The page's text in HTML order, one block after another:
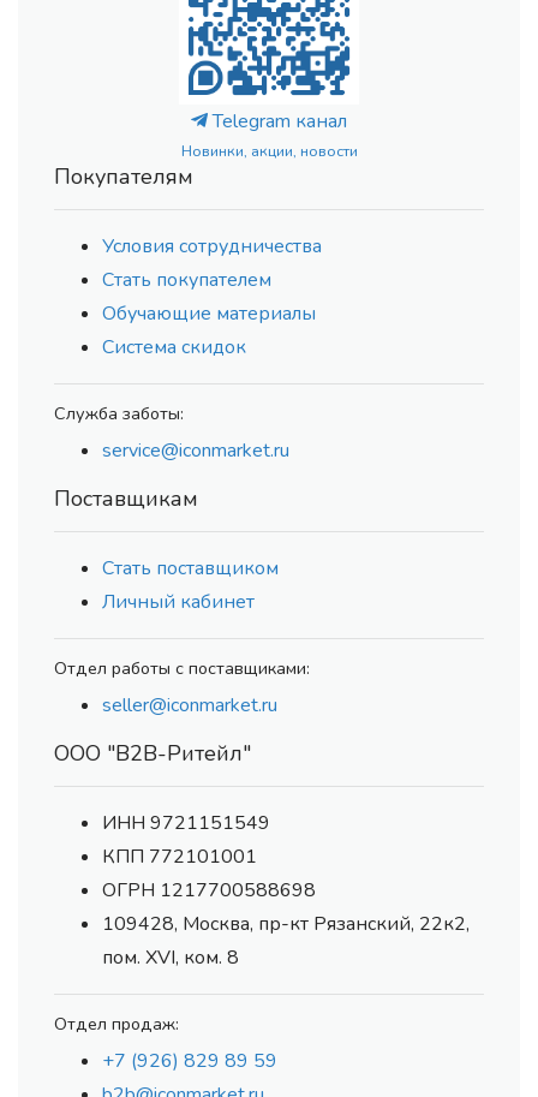
Telegram канал
Новинки, акции, новости
Покупателям
Условия сотрудничества
Стать покупателем
Обучающие материалы
Система скидок
Служба заботы:
service@iconmarket.ru
Поставщикам
Стать поставщиком
Личный кабинет
Отдел работы с поставщиками:
seller@iconmarket.ru
ООО "В2В-Ритейл"
ИНН 9721151549
КПП 772101001
ОГРН 1217700588698
109428, Москва, пр-кт Рязанский, 22к2,
пом. XVI, ком. 8
Отдел продаж:
+7 (926) 829 89 59